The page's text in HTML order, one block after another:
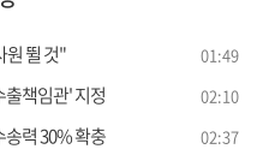
원 뛸 것" 01:49
출책임관' 지정 02:10
력 30% 확충 02:37